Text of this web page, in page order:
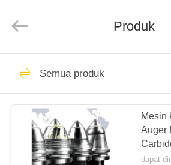
RUMAH
PRODUK
TAMPILAN
Heavy
Industry
Rights
Tumpukan
Hydraulic
Produk
Semua produk
Mesin
Auger